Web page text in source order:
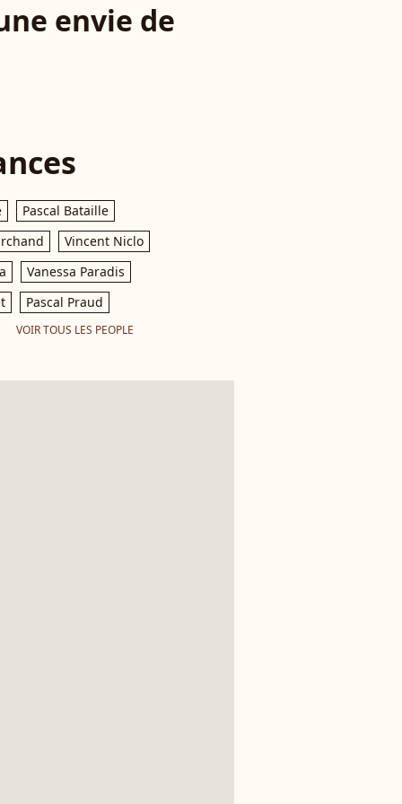
envie de
Pascal Bataille
Vincent Niclo
Vanessa Paradis
Pascal Praud
VOIR TOUS LES PEOPLE